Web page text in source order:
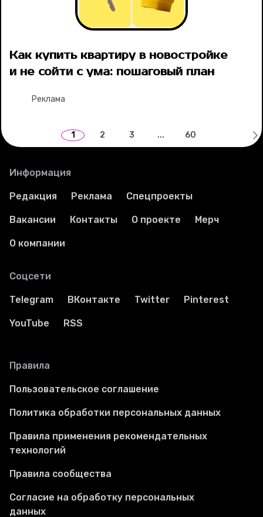
Как купить квартиру в новостройке
и не сойти с ума: пошаговый план
Реклама
1 2 3 ... 60
Информация
Редакция Реклама Спецпроекты
Вакансии Контакты О проекте Мерч
О компании
Соцсети
Telegram ВКонтакте Twitter Pinterest
YouTube RSS
Правила
Пользовательское соглашение
Политика обработки персональных данных
Правила применения рекомендательных
технологий
Правила сообщества
Согласие на обработку персональных
данных